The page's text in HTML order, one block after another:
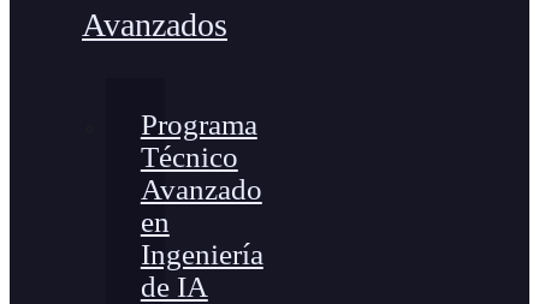
Avanzados
Programa
Técnico
Avanzado
en
Ingeniería
de IA